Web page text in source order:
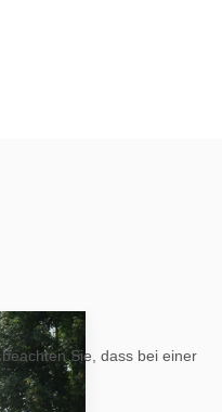
Sie, dass bei einer